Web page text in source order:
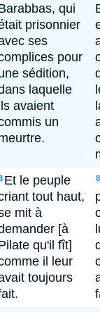
qui
prisonnier
ses
pour
sédition,
laquelle
avaient
un
Et le peuple
tout haut,
mit à
[à
qu'il fît]
il leur
toujours
8